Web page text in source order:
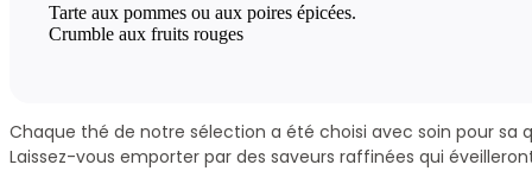
Tarte aux pommes ou aux poires épicées.
Crumble aux fruits rouges
Chaque thé de notre sélection a été choisi avec soin pour sa
Laissez-vous emporter par des saveurs raffinées qui